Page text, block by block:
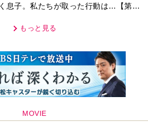
く息子。私たちが取った行動は…【第3
もっと見る
MOVIE